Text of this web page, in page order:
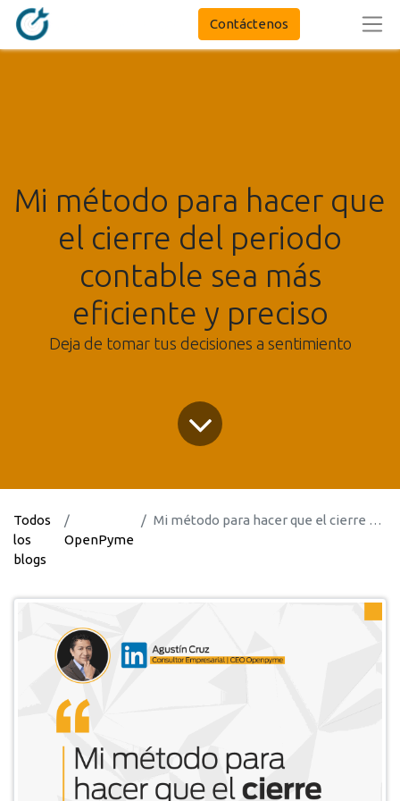
Contáctenos
Mi método para hacer que
el cierre del periodo
contable sea más
eficiente y preciso
Deja de tomar tus decisiones a sentimiento
Todos
los
blogs
OpenPyme
Mi método para hacer que el cierre del periodo contable sea más eficiente y preciso